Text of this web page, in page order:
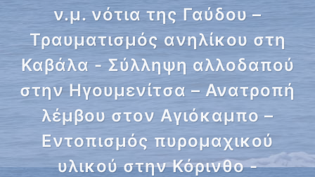
ν.μ. νότια της Γαύδου –
Τραυματισμός ανηλίκου στη
Καβάλα - Σύλληψη αλλοδαπού
στην Ηγουμενίτσα – Ανατροπή
λέμβου στον Αγιόκαμπο –
Εντοπισμός πυρομαχικού
υλικού στην Κόρινθο -